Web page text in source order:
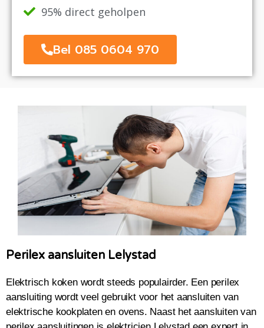
95% direct geholpen
Bel 085 0604 970
Perilex aansluiten Lelystad
Elektrisch koken wordt steeds populairder. Een perilex
aansluiting wordt veel gebruikt voor het aansluiten van
elektrische kookplaten en ovens. Naast het aansluiten van